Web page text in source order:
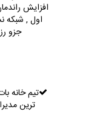
افزایش
اول , شبکه
جزو
ترین